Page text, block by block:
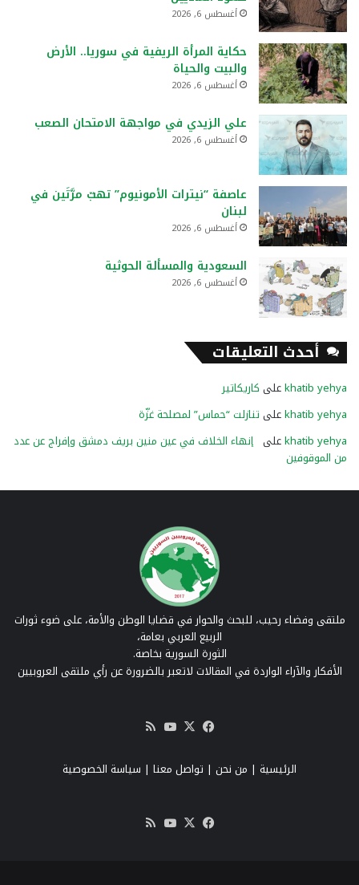
أغسطس 6, 2026
حكاية المرأة الريفية في سوريا.. الأرض
والبيت والحياة
أغسطس 6, 2026
علي الزيدي في مواجهة الامتحان الصعب
أغسطس 6, 2026
عاصفة “نيترات الأمونيوم” تهبّ مرَّتَين في
لبنان
أغسطس 6, 2026
السعودية والمسألة الحوثية
أغسطس 6, 2026
أحدث التعليقات
khatib yehyaعلى كاريكاتير
khatib yehyaعلى تنازلت “حماس” لمصلحة غزّة
khatib yehyaعلى إنهاء الخلاف في عين منين بريف دمشق وإفراج عن عدد
من الموقوفين
ملتقى وفضاء رحيب، للبحث والحوار في قضايا الوطن والأمة، على ضوء ثورات
الربيع العربي بعامة،
الثورة السورية بخاصة.
الأفكار والآراء الواردة في المقالات لاتعبر بالضرورة عن رأي ملتقى العروبيين
فيسبوك
‫X
‫YouTube
RSS
الرئيسية | من نحن | تواصل معنا | سياسة الخصوصية
فيسبوك
‫X
‫YouTube